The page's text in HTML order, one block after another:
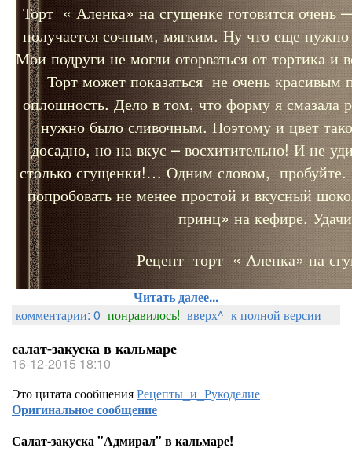
Торт « Аленка» на сгущенке готовится очень
получается сочным, мягким. Ну что еще
Мои подруги не могли оторваться от тортика и
Торт может показаться не очень красивым
оплошность. Дело в том, что форму я смазала
нужно было сливочным. Поэтому и цвет
досадно, но на вкус – восхитительно! И не
столько сгущенки!… Одним словом, пробуйте.
попробовать не менее простой и вкусный
принц» на кефире.
Рецепт торт « Аленка» на
Читать далее...
комментарии: 0 понравилось! вверх^ к полной версии
салат-закуска в кальмаре
16-12-2015 18:10
Это цитата сообщенияРецепты_и_Рукоделие
Оригинальное сообщение
Салат-закуска "Адмирал" в кальмаре!